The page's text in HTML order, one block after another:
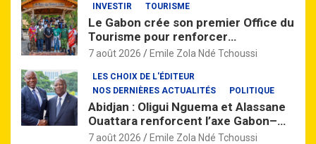
r
c
h
e
r
INVESTIR TOURISME
Le Gabon crée son premier Office du
Tourisme pour renforcer
l’attractivité de la destination
7 août 2026 Emile Zola Ndé Tchoussi
LES CHOIX DE L'ÉDITEUR
NOS DERNIÈRES ACTUALITÉS
POLITIQUE
Abidjan : Oligui Nguema et Alassane
Ouattara renforcent l’axe Gabon–
Côte d’Ivoire
7 août 2026 Emile Zola Ndé Tchoussi